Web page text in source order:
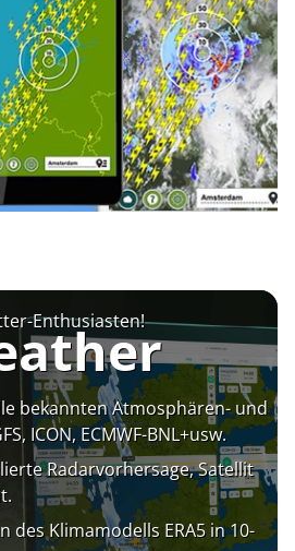
Enthusiasten!
bekannten Atmosphären- und
ICON, ECMWF-BNL+usw.
Radarvorhersage, Satellit
des Klimamodells ERA5 in 10-